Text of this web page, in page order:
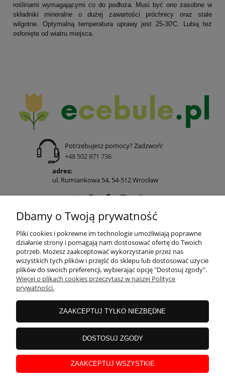
roślinami wymagającymi co do podłoża. Musi być ono zasobne w
składniki mineralne o dużej zawartości próchnicy oraz stale
wilgotne. Optymalną temperatura uprawy jest 25-30'C. Lubią też
osłonięte od wiatru miejsca.
Potrzebujesz pomocy? Zadzwoń!
+48 502 871 736
adres:
ul. Rumiankowa 54, 54-512 Wrocław
POMOC
MOJE KONTO
PŁATNOŚCI I DOSTAWA
INFORMACJE
O NAS
Dbamy o Twoją prywatność
Pliki cookies i pokrewne im technologie umożliwiają poprawne
działanie strony i pomagają nam dostosować ofertę do Twoich
potrzeb. Możesz zaakceptować wykorzystanie przez nas
wszystkich tych plików i przejść do sklepu lub dostosować użycie
plików do swoich preferencji, wybierając opcję "Dostosuj zgody".
Więcej o plikach cookies przeczytasz w naszej Polityce
prywatności.
ZAAKCEPTUJ TYLKO NIEZBĘDNE
DOSTOSUJ ZGODY
ZAAKCEPTUJ WSZYSTKIE